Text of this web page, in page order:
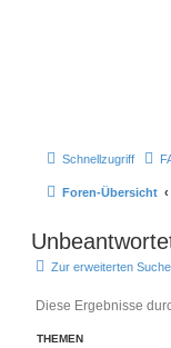
Schnellzugriff
Foren-Übersicht
Zur erweiterten Suche
THEMEN